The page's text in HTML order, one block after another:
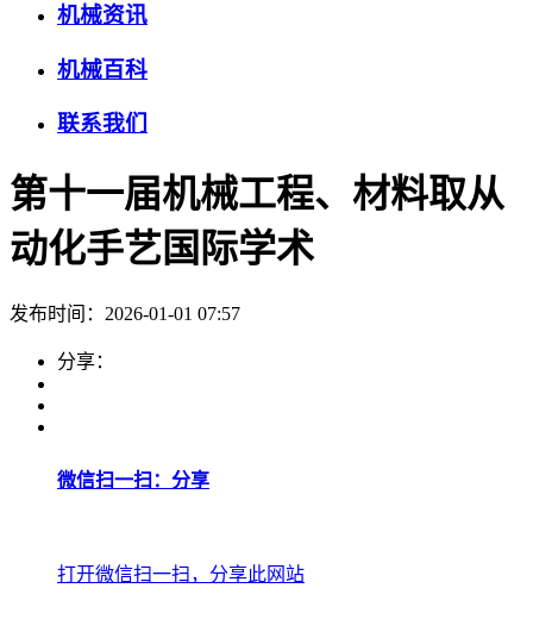
机械资讯
机械百科
联系我们
第十一届机械工程、材料取从
动化手艺国际学术
发布时间：2026-01-01 07:57
分享：
微信扫一扫：分享
打开微信扫一扫，分享此网站